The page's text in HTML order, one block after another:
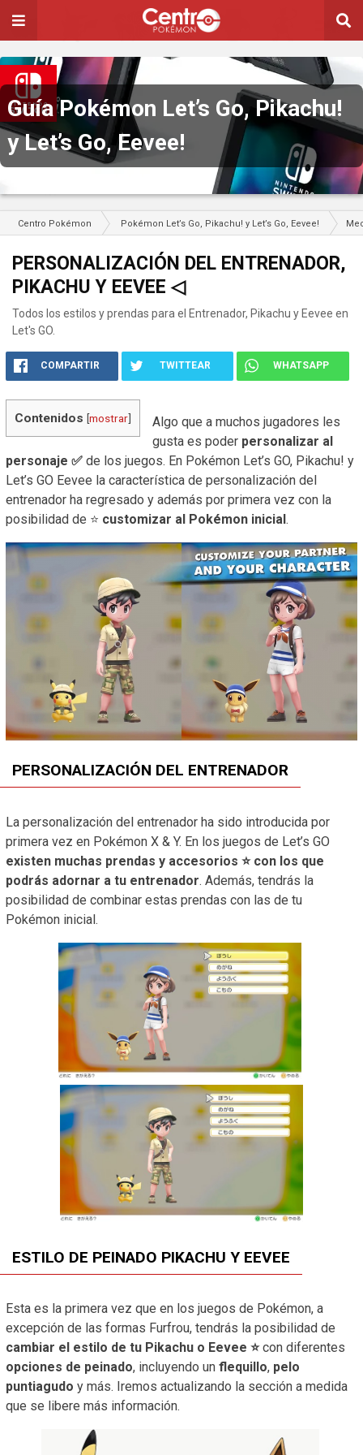
Guía Pokémon Let’s Go, Pikachu!
y Let’s Go, Eevee!
Centro Pokémon Pokémon Let’s Go, Pikachu! y Let’s Go, Eevee!
PERSONALIZACIÓN DEL ENTRENADOR,
PIKACHU Y EEVEE ◁
Todos los estilos y prendas para el Entrenador, Pikachu y Eevee en
Let's GO.
COMPARTIR TWITTEAR WHATSAPP
Contenidos [mostrar]
Algo que a muchos jugadores les
gusta es poder personalizar al
personaje ✅ de los juegos. En Pokémon Let’s GO, Pikachu! y
Let’s GO Eevee la característica de personalización del
entrenador ha regresado y además por primera vez con la
posibilidad de ⭐ customizar al Pokémon inicial.
PERSONALIZACIÓN DEL ENTRENADOR
La personalización del entrenador ha sido introducida por
primera vez en Pokémon X & Y. En los juegos de Let’s GO
existen muchas prendas y accesorios ⭐ con los que
podrás adornar a tu entrenador. Además, tendrás la
posibilidad de combinar estas prendas con las de tu
Pokémon inicial.
ESTILO DE PEINADO PIKACHU Y EEVEE
Esta es la primera vez que en los juegos de Pokémon, a
excepción de las formas Furfrou, tendrás la posibilidad de
cambiar el estilo de tu Pikachu o Eevee ⭐con diferentes
opciones de peinado, incluyendo un flequillo, pelo
puntiagudo y más. Iremos actualizando la sección a medida
que se libere más información.